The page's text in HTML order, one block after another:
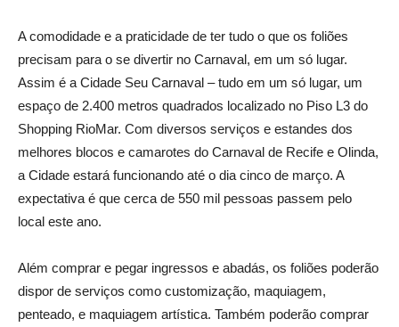
A comodidade e a praticidade de ter tudo o que os foliões
precisam para o se divertir no Carnaval, em um só lugar.
Assim é a Cidade Seu Carnaval – tudo em um só lugar, um
espaço de 2.400 metros quadrados localizado no Piso L3 do
Shopping RioMar. Com diversos serviços e estandes dos
melhores blocos e camarotes do Carnaval de Recife e Olinda,
a Cidade estará funcionando até o dia cinco de março. A
expectativa é que cerca de 550 mil pessoas passem pelo
local este ano.
Além comprar e pegar ingressos e abadás, os foliões poderão
dispor de serviços como customização, maquiagem,
penteado, e maquiagem artística. Também poderão comprar